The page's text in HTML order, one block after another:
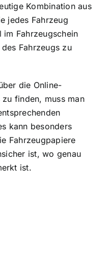
Kombination aus
jedes Fahrzeug
im Fahrzeugschein
Fahrzeugs zu
die Online-
zu finden, muss man
kann besonders
Fahrzeugpapiere
ist, wo genau
ist.